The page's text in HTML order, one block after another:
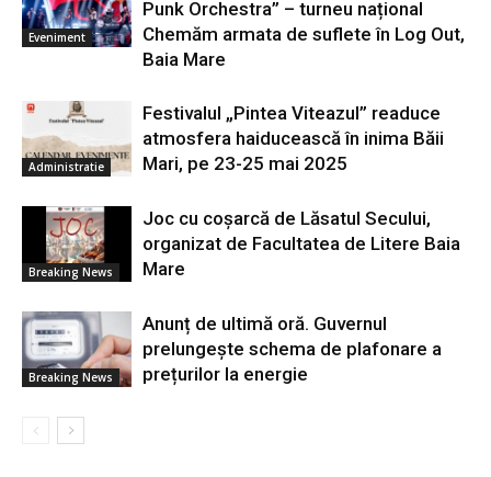
Eveniment
Punk Orchestra” – turneu național
Chemăm armata de suflete în Log Out,
Baia Mare
Administratie
Festivalul „Pintea Viteazul” readuce
atmosfera haiducească în inima Băii
Mari, pe 23-25 mai 2025
Breaking News
Joc cu coșarcă de Lăsatul Secului,
organizat de Facultatea de Litere Baia
Mare
Breaking News
Anunț de ultimă oră. Guvernul
prelungește schema de plafonare a
prețurilor la energie